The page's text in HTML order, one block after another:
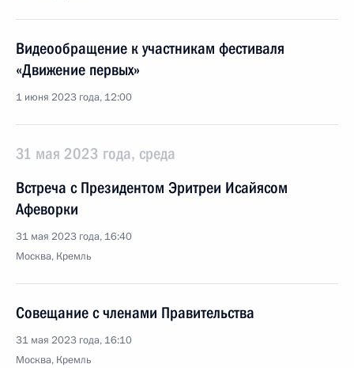
Видеообращение к участникам фестиваля
«Движение первых»
1 июня 2023 года, 12:00
31 мая 2023 года, среда
Встреча с Президентом Эритреи Исайясом
Афеворки
31 мая 2023 года, 16:40
Москва, Кремль
Совещание с членами Правительства
31 мая 2023 года, 16:10
Москва, Кремль